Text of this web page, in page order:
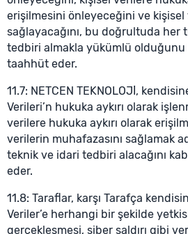
erişilmesini önleyeceğini ve kişisel
sağlayacağını, bu doğrultuda her
tedbiri almakla yükümlü olduğunu
taahhüt eder.
11.7: NETCEN TEKNOLOJİ,
Verileri’n hukuka aykırı olarak
verilere hukuka aykırı olarak
verilerin muhafazasını sağlamak
teknik ve idari tedbiri alacağını
eder.
11.8: Taraflar, karşı Tarafça
Veriler’e herhangi bir şekilde
gerçekleşmesi, siber saldırı gibi